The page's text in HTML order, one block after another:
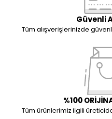
Güvenli
Tüm alışverişlerinizde
%100
Tüm ürünlerimiz ilgili